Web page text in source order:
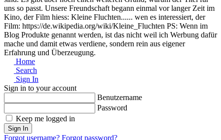
uns so passt. Unsere Freundschaft begann einmal vor langer Zeit im
Kino, der Film hiess: Kleine Fluchten...... wen es interessiert, der
Film: https://de.wikipedia.org/wiki/Kleine_Fluchten PS: Wenn im
Blog Produkte genannt werden, ist das nicht weil ich Werbung dafür
mache und damit etwas verdiene, sondern rein aus eigener
Erfahrung und Überzeugung.
Home
Search
Sign In
Sign in to your account
Benutzername
Password
Keep me logged in
Sign In
Forgot username? Forgot password?